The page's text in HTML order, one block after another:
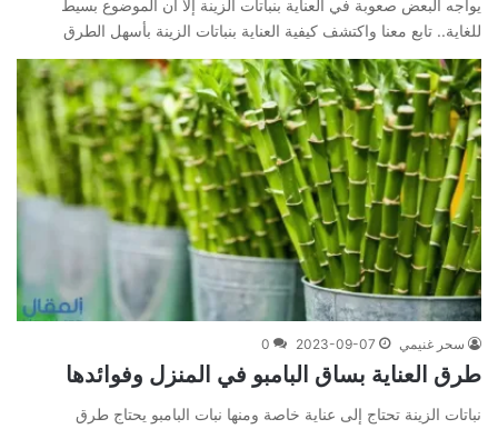
يواجه البعض صعوبة في العناية بنباتات الزينة إلا أن الموضوع بسيط
للغاية.. تابع معنا واكتشف كيفية العناية بنباتات الزينة بأسهل الطرق
سحر غنيمي 2023-09-07
0
طرق العناية بساق البامبو في المنزل وفوائدها
نباتات الزينة تحتاج إلى عناية خاصة ومنها نبات البامبو يحتاج طرق